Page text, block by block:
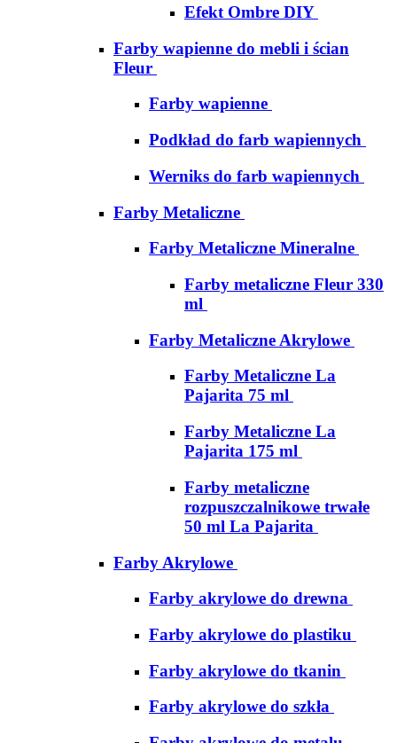
Efekt Ombre DIY
Farby wapienne do mebli i ścian
Fleur
Farby wapienne
Podkład do farb wapiennych
Werniks do farb wapiennych
Farby Metaliczne
Farby Metaliczne Mineralne
Farby metaliczne Fleur 330
ml
Farby Metaliczne Akrylowe
Farby Metaliczne La
Pajarita 75 ml
Farby Metaliczne La
Pajarita 175 ml
Farby metaliczne
rozpuszczalnikowe trwałe
50 ml La Pajarita
Farby Akrylowe
Farby akrylowe do drewna
Farby akrylowe do plastiku
Farby akrylowe do tkanin
Farby akrylowe do szkła